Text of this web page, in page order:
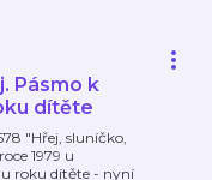
Pásmo k
dítěte
"Hřej, sluníčko,
1979 u
roku dítěte - nyní